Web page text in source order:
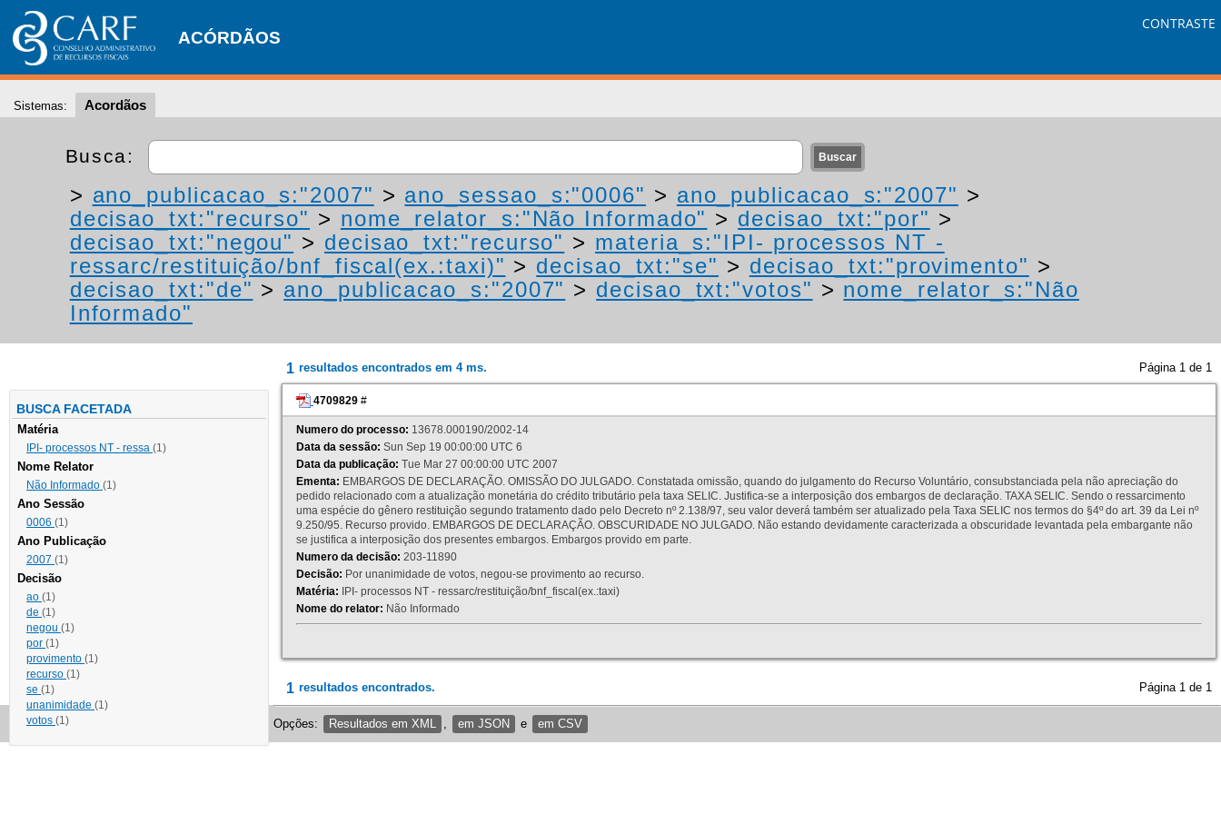
ACÓRDÃOS
CONTRASTE
Sistemas: Acordãos
Busca:
> ano_publicacao_s:"2007" > ano_sessao_s:"0006" > ano_publicacao_s:"2007" >
decisao_txt:"recurso" > nome_relator_s:"Não Informado" > decisao_txt:"por" >
decisao_txt:"negou" > decisao_txt:"recurso" > materia_s:"IPI- processos NT -
ressarc/restituição/bnf_fiscal(ex.:taxi)" > decisao_txt:"se" > decisao_txt:"provimento" >
decisao_txt:"de" > ano_publicacao_s:"2007" > decisao_txt:"votos" > nome_relator_s:"Não
Informado"
BUSCA FACETADA
Matéria
IPI- processos NT - ressa (1)
Nome Relator
Não Informado (1)
Ano Sessão
0006 (1)
Ano Publicação
2007 (1)
Decisão
ao (1)
de (1)
negou (1)
por (1)
provimento (1)
recurso (1)
se (1)
unanimidade (1)
votos (1)
1 resultados encontrados em 4 ms. Página 1 de 1
4709829 #
Numero do processo: 13678.000190/2002-14
Data da sessão: Sun Sep 19 00:00:00 UTC 6
Data da publicação: Tue Mar 27 00:00:00 UTC 2007
Ementa: EMBARGOS DE DECLARAÇÃO. OMISSÃO DO JULGADO. Constatada omissão, quando do julgamento do Recurso Voluntário, consubstanciada pela não apreciação do
pedido relacionado com a atualização monetária do crédito tributário pela taxa SELIC. Justifica-se a interposição dos embargos de declaração. TAXA SELIC. Sendo o ressarcimento
uma espécie do gênero restituição segundo tratamento dado pelo Decreto nº 2.138/97, seu valor deverá também ser atualizado pela Taxa SELIC nos termos do §4º do art. 39 da Lei nº
9.250/95. Recurso provido. EMBARGOS DE DECLARAÇÃO. OBSCURIDADE NO JULGADO. Não estando devidamente caracterizada a obscuridade levantada pela embargante não
se justifica a interposição dos presentes embargos. Embargos provido em parte.
Numero da decisão: 203-11890
Decisão: Por unanimidade de votos, negou-se provimento ao recurso.
Matéria: IPI- processos NT - ressarc/restituição/bnf_fiscal(ex.:taxi)
Nome do relator: Não Informado
1 resultados encontrados. Página 1 de 1
Opções: Resultados em XML em JSON e em CSV